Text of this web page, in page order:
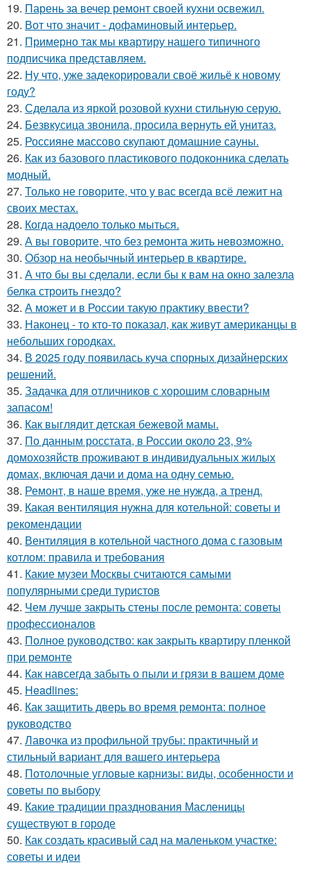
19. Парень за вечер ремонт своей кухни освежил.
20. Вот что значит - дофаминовый интерьер.
21. Примерно так мы квартиру нашего типичного
подписчика представляем.
22. Ну что, уже задекорировали своё жильё к новому
году?
23. Сделала из яркой розовой кухни стильную серую.
24. Безвкусица звонила, просила вернуть ей унитаз.
25. Россияне массово скупают домашние сауны.
26. Как из базового пластикового подоконника сделать
модный.
27. Только не говорите, что у вас всегда всё лежит на
своих местах.
28. Когда надоело только мыться.
29. А вы говорите, что без ремонта жить невозможно.
30. Обзор на необычный интерьер в квартире.
31. А что бы вы сделали, если бы к вам на окно залезла
белка строить гнездо?
32. А может и в России такую практику ввести?
33. Наконец - то кто-то показал, как живут американцы в
небольших городках.
34. В 2025 году появилась куча спорных дизайнерских
решений.
35. Задачка для отличников с хорошим словарным
запасом!
36. Как выглядит детская бежевой мамы.
37. По данным росстата, в России около 23, 9%
домохозяйств проживают в индивидуальных жилых
домах, включая дачи и дома на одну семью.
38. Ремонт, в наше время, уже не нужда, а тренд.
39. Какая вентиляция нужна для котельной: советы и
рекомендации
40. Вентиляция в котельной частного дома с газовым
котлом: правила и требования
41. Какие музеи Москвы считаются самыми
популярными среди туристов
42. Чем лучше закрыть стены после ремонта: советы
профессионалов
43. Полное руководство: как закрыть квартиру пленкой
при ремонте
44. Как навсегда забыть о пыли и грязи в вашем доме
45. Headlines:
46. Как защитить дверь во время ремонта: полное
руководство
47. Лавочка из профильной трубы: практичный и
стильный вариант для вашего интерьера
48. Потолочные угловые карнизы: виды, особенности и
советы по выбору
49. Какие традиции празднования Масленицы
существуют в городе
50. Как создать красивый сад на маленьком участке:
советы и идеи